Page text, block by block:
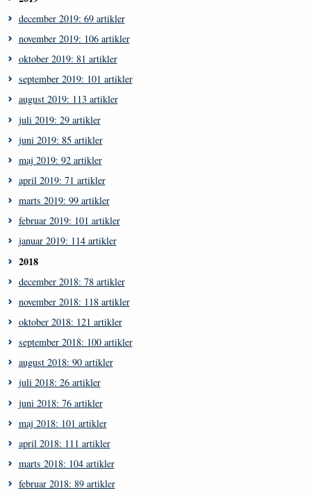
december 2019: 69 artikler
november 2019: 106 artikler
oktober 2019: 81 artikler
september 2019: 101 artikler
august 2019: 113 artikler
juli 2019: 29 artikler
juni 2019: 85 artikler
maj 2019: 92 artikler
april 2019: 71 artikler
marts 2019: 99 artikler
februar 2019: 101 artikler
januar 2019: 114 artikler
2018
december 2018: 78 artikler
november 2018: 118 artikler
oktober 2018: 121 artikler
september 2018: 100 artikler
august 2018: 90 artikler
juli 2018: 26 artikler
juni 2018: 76 artikler
maj 2018: 101 artikler
april 2018: 111 artikler
marts 2018: 104 artikler
februar 2018: 89 artikler